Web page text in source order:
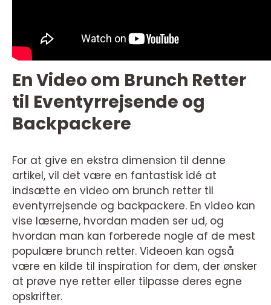
En Video om Brunch Retter
til Eventyrrejsende og
Backpackere
For at give en ekstra dimension til denne
artikel, vil det være en fantastisk idé at
indsætte en video om brunch retter til
eventyrrejsende og backpackere. En video kan
vise læserne, hvordan maden ser ud, og
hvordan man kan forberede nogle af de mest
populære brunch retter. Videoen kan også
være en kilde til inspiration for dem, der ønsker
at prøve nye retter eller tilpasse deres egne
opskrifter.